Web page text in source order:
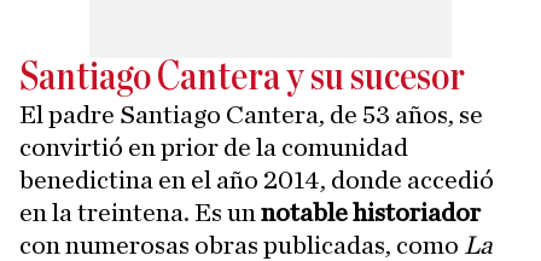
Santiago Cantera y su sucesor
El padre Santiago Cantera, de 53 años, se
convirtió en prior de la comunidad
benedictina en el año 2014, donde accedió
en la treintena. Es un notable historiador
con numerosas obras publicadas, como La